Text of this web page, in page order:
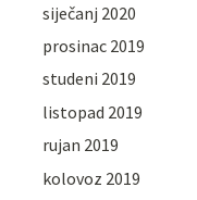
siječanj 2020
prosinac 2019
studeni 2019
listopad 2019
rujan 2019
kolovoz 2019